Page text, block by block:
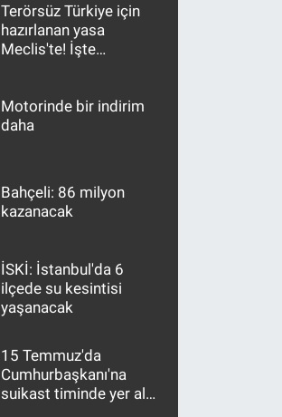
Terörsüz Türkiye için
hazırlanan yasa
Meclis'te! İşte
Motorinde bir indirim
daha
Bahçeli: 86 milyon
kazanacak
İSKİ: İstanbul'da 6
ilçede su kesintisi
yaşanacak
15 Temmuz'da
Cumhurbaşkanı'na
suikast timinde yer alan